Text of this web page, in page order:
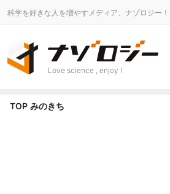
科学を好きな人を増やすメディア、ナゾロジー！
Love science , enjoy !
TOP みのきち